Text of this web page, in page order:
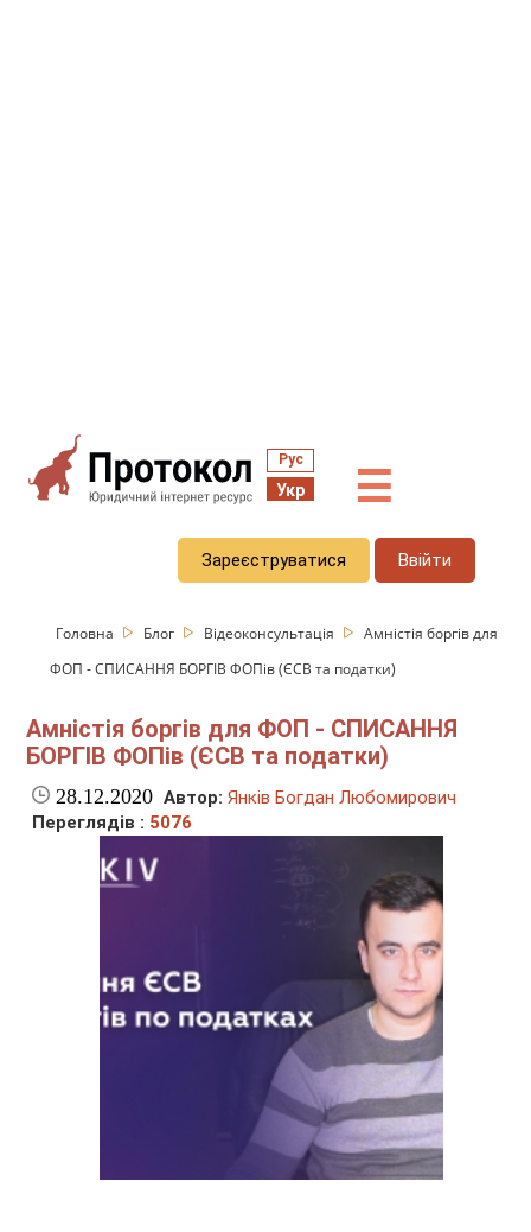
Рус
Укр ☰
Зареєструватися Ввійти
Головна Блог Відеоконсультація
Амністія боргів для
ФОП - СПИСАННЯ БОРГІВ ФОПів (ЄСВ та податки)
Амністія боргів для ФОП - СПИСАННЯ
БОРГІВ ФОПів (ЄСВ та податки)
28.12.2020 Автор: Янків Богдан Любомирович
Переглядів : 5076